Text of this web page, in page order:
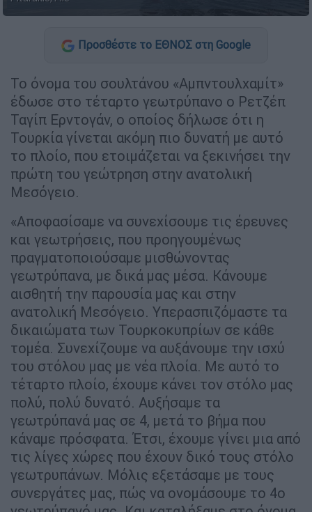
Προσθέστε το ΕΘΝΟΣ στη Google
Το όνομα του σουλτάνου «Αμπντουλχαμίτ»
έδωσε στο τέταρτο γεωτρύπανο ο Ρετζέπ
Ταγίπ Ερντογάν, ο οποίος δήλωσε ότι η
Τουρκία γίνεται ακόμη πιο δυνατή με αυτό
το πλοίο, που ετοιμάζεται να ξεκινήσει την
πρώτη του γεώτρηση στην ανατολική
Μεσόγειο.
«Αποφασίσαμε να συνεχίσουμε τις έρευνες
και γεωτρήσεις, που προηγουμένως
πραγματοποιούσαμε μισθώνοντας
γεωτρύπανα, με δικά μας μέσα. Κάνουμε
αισθητή την παρουσία μας και στην
ανατολική Μεσόγειο. Υπερασπιζόμαστε τα
δικαιώματα των Τουρκοκυπρίων σε κάθε
τομέα. Συνεχίζουμε να αυξάνουμε την ισχύ
του στόλου μας με νέα πλοία. Με αυτό το
τέταρτο πλοίο, έχουμε κάνει τον στόλο μας
πολύ, πολύ δυνατό. Αυξήσαμε τα
γεωτρύπανά μας σε 4, μετά το βήμα που
κάναμε πρόσφατα. Έτσι, έχουμε γίνει μια από
τις λίγες χώρες που έχουν δικό τους στόλο
γεωτρυπάνων. Μόλις εξετάσαμε με τους
συνεργάτες μας, πώς να ονομάσουμε το 4ο